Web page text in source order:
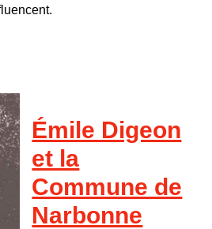
Émile Digeon
et la
Commune de
Narbonne